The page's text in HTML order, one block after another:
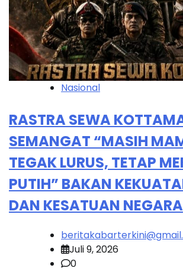
Nasional
RASTRA SEWA
SEMANGAT “MASIH
TEGAK LURUS, TETAP
PUTIH” BAKAN
DAN KESATUAN NEGARA
Juli 9, 2026
0